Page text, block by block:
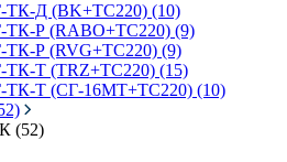
ТК-Д (BK+ТС220) (10)
ТК-Р (RABO+ТС220) (9)
ТК-Р (RVG+ТС220) (9)
ТК-Т (TRZ+ТС220) (15)
ТК-Т (СГ-16МТ+ТС220) (10)
(52)